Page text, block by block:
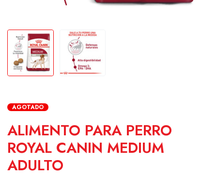
AGOTADO
ALIMENTO PARA PERRO
ROYAL CANIN MEDIUM
ADULTO